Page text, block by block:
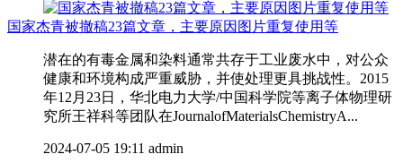
国家杰青被撤稿23篇文章，主要原因图片重复使用等
潜在的有毒金属和染料通常共存于工业废水中，对公众
健康和环境构成严重威胁，并使处理更具挑战性。2015
年12月23日，华北电力大学/中国科学院等离子体物理研
究所王祥科等团队在JournalofMaterialsChemistryA...
2024-07-05 19:11 admin